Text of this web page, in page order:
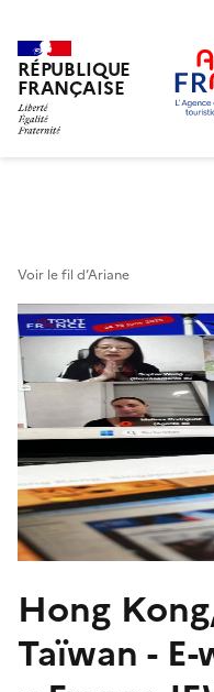
Aller
au
contenu
RÉPUBLIQUE
FRANÇAISE
Voir le fil d’Ariane
Hong
Taïwan -